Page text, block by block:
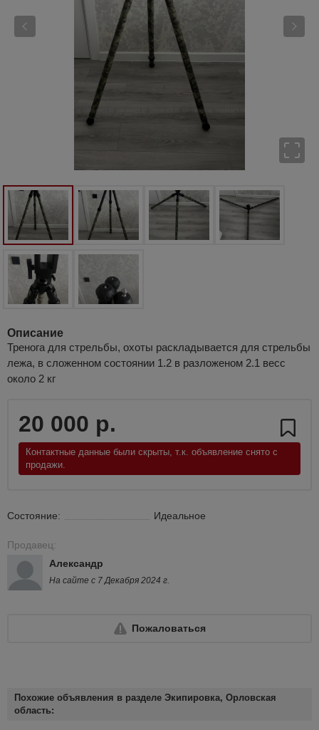
Описание
Тренога для стрельбы, охоты раскладывается для стрельбы
лежа, в сложенном состоянии 1.2 в разложеном 2.1 весс
около 2 кг
20 000 р.
Контактные данные были скрыты, т.к. объявление снято с
продажи.
Состояние: Идеальное
Продавец:
Александр
На сайте с 7 Декабря 2024 г.
Пожаловаться
Похожие объявления в разделе Экипировка, Орловская
область: